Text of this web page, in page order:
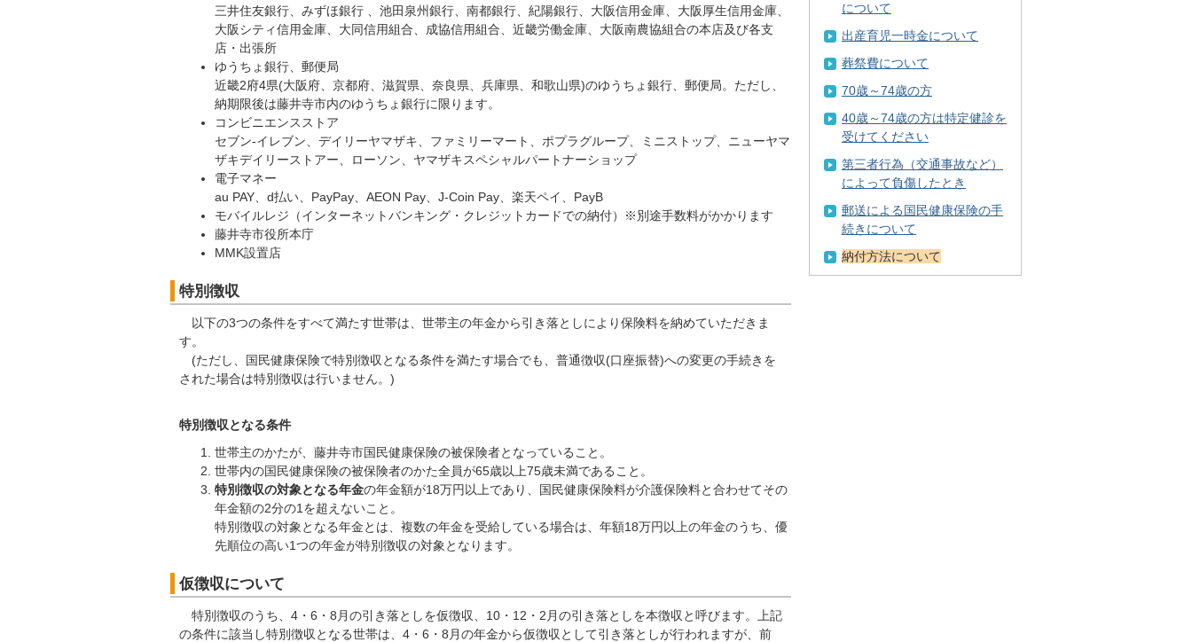
三井住友銀行、みずほ銀行 、池田泉州銀行、南都銀行、紀陽銀行、大阪信用金庫、大阪厚生信用金庫、
大阪シティ信用金庫、大同信用組合、成協信用組合、近畿労働金庫、大阪南農協組合の本店及び各支
店・出張所
ゆうちょ銀行、郵便局
近畿2府4県(大阪府、京都府、滋賀県、奈良県、兵庫県、和歌山県)のゆうちょ銀行、郵便局。ただし、
納期限後は藤井寺市内のゆうちょ銀行に限ります。
コンビニエンスストア
セブン‐イレブン、デイリーヤマザキ、ファミリーマート、ポプラグループ、ミニストップ、ニューヤマ
ザキデイリーストアー、ローソン、ヤマザキスペシャルパートナーショップ
電子マネー
au PAY、d払い、PayPay、AEON Pay、J-Coin Pay、楽天ペイ、PayB
モバイルレジ（インターネットバンキング・クレジットカードでの納付）※別途手数料がかかります
藤井寺市役所本庁
MMK設置店
特別徴収
以下の3つの条件をすべて満たす世帯は、世帯主の年金から引き落としにより保険料を納めていただきま
す。
(ただし、国民健康保険で特別徴収となる条件を満たす場合でも、普通徴収(口座振替)への変更の手続きを
された場合は特別徴収は行いません。)
特別徴収となる条件
世帯主のかたが、藤井寺市国民健康保険の被保険者となっていること。
世帯内の国民健康保険の被保険者のかた全員が65歳以上75歳未満であること。
特別徴収の対象となる年金の年金額が18万円以上であり、国民健康保険料が介護保険料と合わせてその
年金額の2分の1を超えないこと。
特別徴収の対象となる年金とは、複数の年金を受給している場合は、年額18万円以上の年金のうち、優
先順位の高い1つの年金が特別徴収の対象となります。
仮徴収について
特別徴収のうち、4・6・8月の引き落としを仮徴収、10・12・2月の引き落としを本徴収と呼びます。上記
の条件に該当し特別徴収となる世帯は、4・6・8月の年金から仮徴収として引き落としが行われますが、前
について
出産育児一時金について
葬祭費について
70歳～74歳の方
40歳～74歳の方は特定健診を
受けてください
第三者行為（交通事故など）
によって負傷したとき
郵送による国民健康保険の手
続きについて
納付方法について